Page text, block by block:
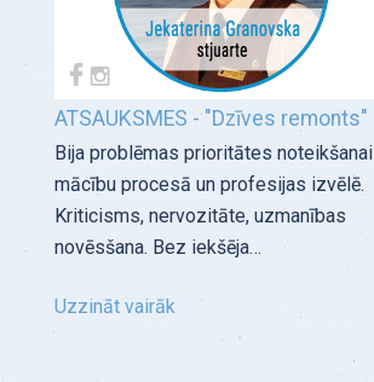
ATSAUKSMES - "Dzīves remonts"
Bija problēmas prioritātes noteikšanai
mācību procesā un profesijas izvēlē.
Kriticisms, nervozitāte, uzmanības
novēsšana. Bez iekšēja…
Uzzināt vairāk